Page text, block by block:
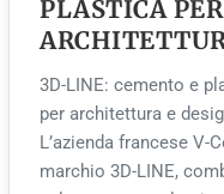
PLASTICA
3D-LINE: cemento e
per architettura e
L’azienda francese V-
marchio 3D-LINE,